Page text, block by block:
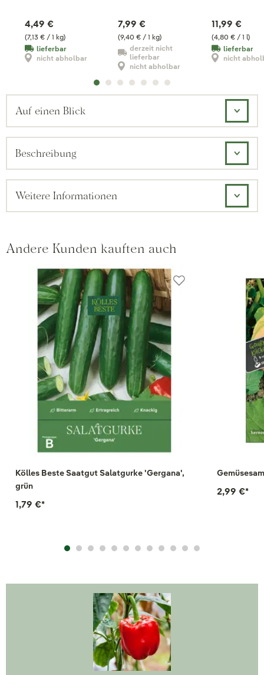
(7,13 € / 1 kg)
4,49 €
lieferbar
nicht abholbar
(9,40 € / 1 kg)
7,99 €
derzeit nicht
lieferbar
nicht abholbar
(4,80 € / 1 l)
11,99 €
lieferbar
nicht
Auf einen Blick
Beschreibung
Weitere Informationen
Andere Kunden kauften auch
Kölles Beste Saatgut Salatgurke 'Gergana',
grün
1,79 €*
2,99 €*